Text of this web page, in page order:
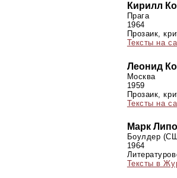
Кирилл
Прага
1964
Прозаик,
Тексты на
Леонид
Москва
1959
Прозаик,
Тексты на
Марк
Боулдер
1964
Тексты в